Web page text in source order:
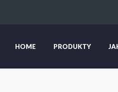
HOME PRODUKTY